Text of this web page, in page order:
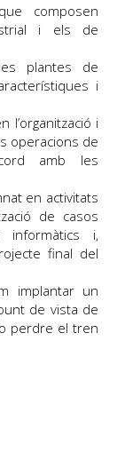
composen
i els de
plantes de
i
l’organització i
operacions de
amb les
en activitats
de casos
informàtics i,
final del
implantar un
de vista de
perdre el tren